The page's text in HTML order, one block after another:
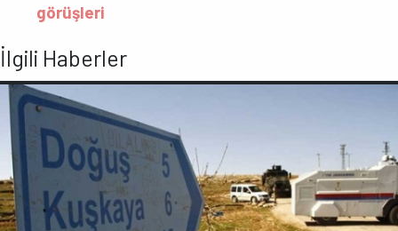
görüşleri
İlgili Haberler